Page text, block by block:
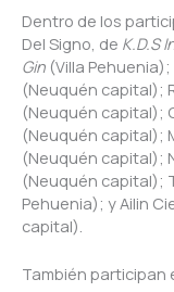
Dentro de los
Del Signo, de K.D.S
Gin (Villa
(Neuquén capital);
(Neuquén capital);
(Neuquén capital);
(Neuquén capital);
(Neuquén capital);
Pehuenia); y Ailin
capital).
También participan